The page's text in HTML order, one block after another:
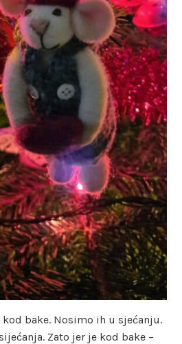
bake. Nosimo ih u sjećanju.
Zato jer je kod bake –